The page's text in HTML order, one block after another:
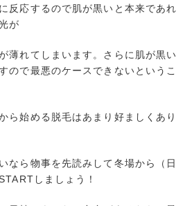
反応するので肌が黒いと本来であれ
が
薄れてしまいます。さらに肌が黒い
ので最悪のケースできないというこ
ら始める脱毛はあまり好ましくあり
なら物事を先読みして冬場から（日
しましょう！